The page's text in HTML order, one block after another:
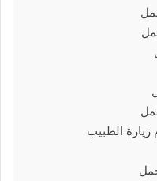
زيارة الطبيب